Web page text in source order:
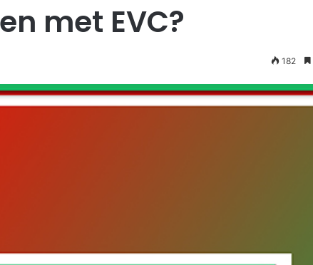
met EVC?
182